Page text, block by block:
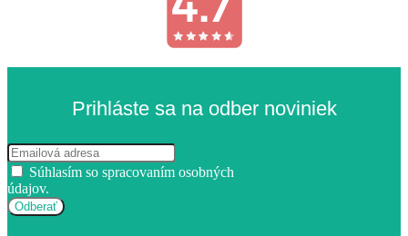
Prihláste sa na odber noviniek
Súhlasím so spracovaním osobných
údajov.